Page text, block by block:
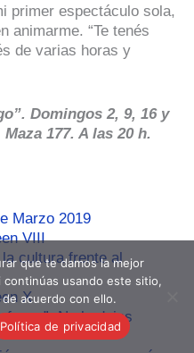
primer espectáculo sola,
animarme. “Te tenés
de varias horas y
Domingos 2, 9, 16 y
177. A las 20 h.
Marzo 2019
VIII
cultura frente al
X
fuego”: No lo dejes
que te damos la mejor
usando este sitio,
acuerdo con ello.
Política de privacidad